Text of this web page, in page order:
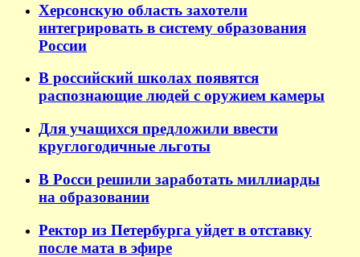
Херсонскую область захотели
интегрировать в систему образования
России
В российский школах появятся
распознающие людей с оружием камеры
Для учащихся предложили ввести
круглогодичные льготы
В Росси решили заработать миллиарды
на образовании
Ректор из Петербурга уйдет в отставку
после мата в эфире